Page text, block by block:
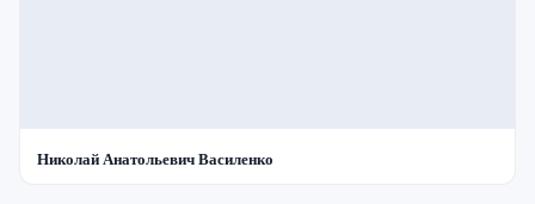
Николай Анатольевич Василенко